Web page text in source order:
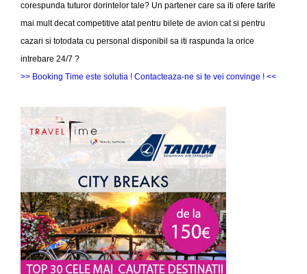
corespunda tuturor dorintelor tale? Un partener care sa iti ofere tarife
mai mult decat competitive atat pentru bilete de avion cat si pentru
cazari si totodata cu personal disponibil sa iti raspunda la orice
intrebare 24/7 ?
>> Booking Time este solutia ! Contacteaza-ne si te vei convinge ! <<